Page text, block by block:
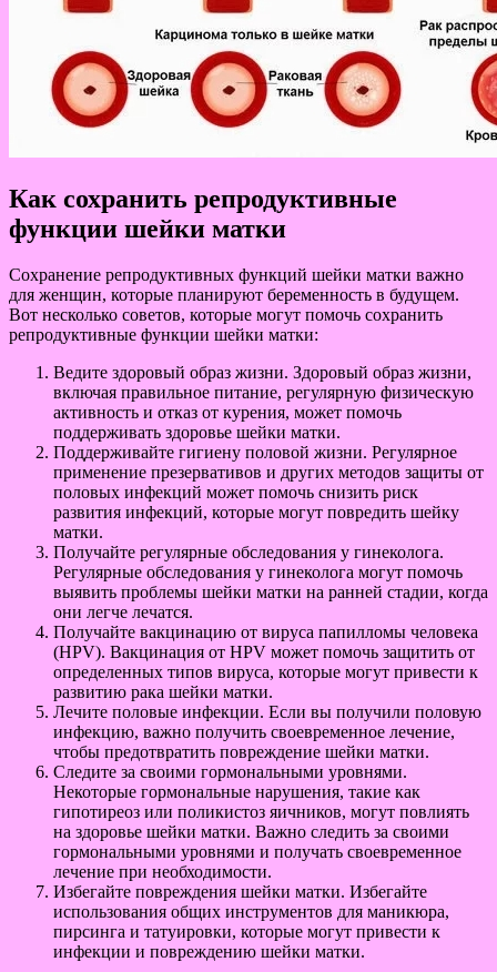
Как сохранить репродуктивные
функции шейки матки
Сохранение репродуктивных функций шейки матки важно
для женщин, которые планируют беременность в будущем.
Вот несколько советов, которые могут помочь сохранить
репродуктивные функции шейки матки:
Ведите здоровый образ жизни. Здоровый образ жизни,
включая правильное питание, регулярную физическую
активность и отказ от курения, может помочь
поддерживать здоровье шейки матки.
Поддерживайте гигиену половой жизни. Регулярное
применение презервативов и других методов защиты от
половых инфекций может помочь снизить риск
развития инфекций, которые могут повредить шейку
матки.
Получайте регулярные обследования у гинеколога.
Регулярные обследования у гинеколога могут помочь
выявить проблемы шейки матки на ранней стадии, когда
они легче лечатся.
Получайте вакцинацию от вируса папилломы человека
(HPV). Вакцинация от HPV может помочь защитить от
определенных типов вируса, которые могут привести к
развитию рака шейки матки.
Лечите половые инфекции. Если вы получили половую
инфекцию, важно получить своевременное лечение,
чтобы предотвратить повреждение шейки матки.
Следите за своими гормональными уровнями.
Некоторые гормональные нарушения, такие как
гипотиреоз или поликистоз яичников, могут повлиять
на здоровье шейки матки. Важно следить за своими
гормональными уровнями и получать своевременное
лечение при необходимости.
Избегайте повреждения шейки матки. Избегайте
использования общих инструментов для маникюра,
пирсинга и татуировки, которые могут привести к
инфекции и повреждению шейки матки.